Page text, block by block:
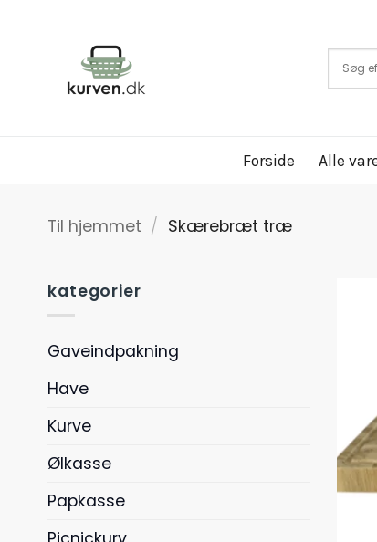
Forside Alle
Til hjemmet / Skærebræt træ
kategorier
Gaveindpakning
Have
Kurve
Ølkasse
Papkasse